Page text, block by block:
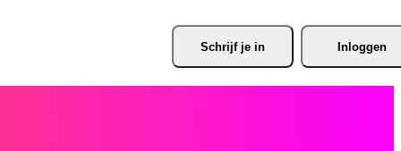
Schrijf je in Inloggen